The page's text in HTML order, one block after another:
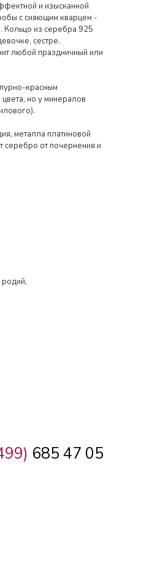
и изысканной
с сияющим кварцем -
Кольцо из серебра 925
сестре.
любой праздничный или
красным
но у минералов
металла платиновой
серебро от почернения и
родий,
685 47 05